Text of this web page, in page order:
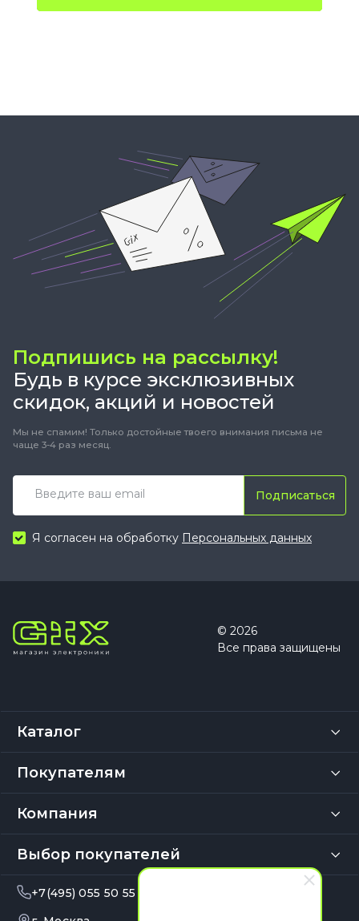
Подпишись на рассылку!
Будь в курсе эксклюзивных
скидок, акций и новостей
Мы не спамим! Только достойные твоего внимания письма не
чаще 3-4 раз месяц.
Подписаться
Я согласен на обработку Персональных данных
© 2026
Все права защищены
Каталог
Покупателям
Компания
Выбор покупателей
+7(495) 055 50 55